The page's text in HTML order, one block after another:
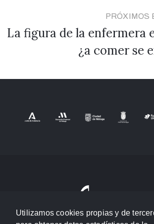
Utilizamos cookies propias y de
PRÓXIMOS
La figura de la enfermera
¿a comer se